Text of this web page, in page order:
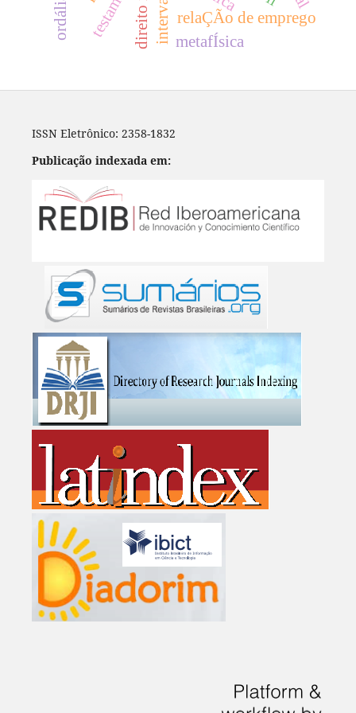
relaÇÃo de emprego
ordálias
metafÍsica
ISSN Eletrônico: 2358-1832
Publicação indexada em: